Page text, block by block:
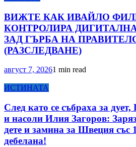
ВИЖТЕ КАК ИВАЙЛО
КОНТРОЛИРА
ЗАД ГЪРБА НА
(РАЗСЛЕДВАНЕ)
август 7, 20261 min read
ИСТИНАТА
След като се събраха за
и насоли Илия Загоров:
дете и замина за Швеция със
дебелана!